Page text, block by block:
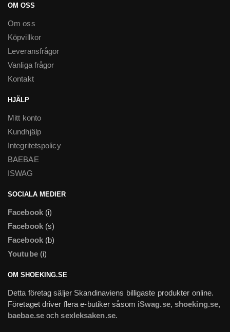
OM OSS
Om oss
Köpvillkor
Leveransfrågor
Vanliga frågor
Kontakt
HJÄLP
Mitt konto
Kundhjälp
Integritetspolicy
BAEBAE
ISWAG
SOCIALA MEDIER
Facebook(i)
Facebook(s)
Facebook(b)
Youtube(i)
OM SHOEKING.SE
Detta företag säljer Skandinaviens billigaste produkter online.
Företaget driver flera e-butiker såsom iSwag.se, shoeking.se,
baebae.seochsexleksaken.se.